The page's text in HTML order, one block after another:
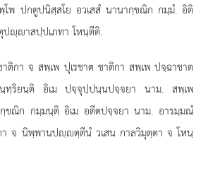
โพ ปกตูปนิสฺสโย อวเสสํ นานากฺขณิก กมฺมํ. อิติ
ปฺาสปฺปเภทา โหนฺตีติ.
ติกา จ สพฺเพ ปุเรชาต ชาติกา สพฺเพ ปจฺฉาชาต
ทฺริยนฺติ อิเม ปจฺจุปฺปนฺนปจฺจยา นาม. สพฺเพ
ขณิก กมฺมนฺติ อิเม อตีตปจฺจยา นาม. อารมฺมณํ
า จ นิพฺพานปฺตฺตีนํ วเสน กาลวิมุตฺตา จ โหนฺ